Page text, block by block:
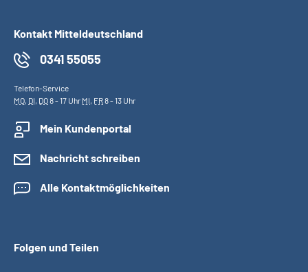
Kontakt Mitteldeutschland
0341 55055
Telefon-Service
MO, DI, DO8 - 17 Uhr MI, FR8 - 13 Uhr
Mein Kundenportal
Nachricht schreiben
Alle Kontaktmöglichkeiten
Folgen und Teilen